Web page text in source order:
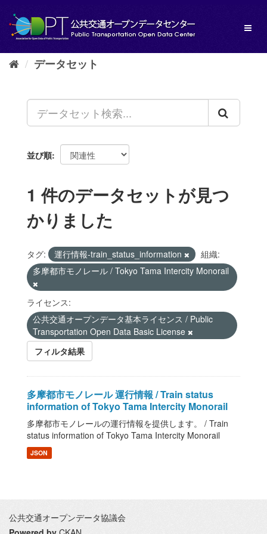
し
データセット
並び順
1 件のデータセットが見つ
かりました
タグ: 運行情報-train_status_information
組織:
多摩都市モノレール / Tokyo Tama Intercity Monorail
ライセンス:
公共交通オープンデータ基本ライセンス / Public
Transportation Open Data Basic License
フィルタ結果
多摩都市モノレール 運行情報 / Train status
information of Tokyo Tama Intercity Monorail
多摩都市モノレールの運行情報を提供します。 / Train
status information of Tokyo Tama Intercity Monorail
JSON
公共交通オープンデータ協議会